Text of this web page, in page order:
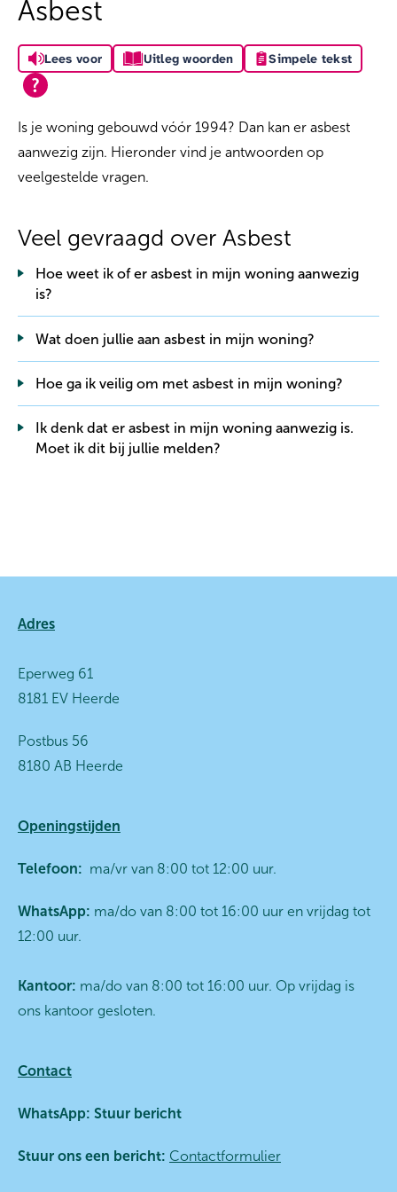
Asbest
Lees voor Uitleg woorden Simpele tekst
Is je woning gebouwd vóór 1994? Dan kan er asbest
aanwezig zijn. Hieronder vind je antwoorden op
veelgestelde vragen.
Veel gevraagd over Asbest
Hoe weet ik of er asbest in mijn woning aanwezig
is?
Wat doen jullie aan asbest in mijn woning?
Hoe ga ik veilig om met asbest in mijn woning?
Moet ik dit bij jullie melden?
Contactinformatie
Adres
Eperweg 61
8181 EV Heerde
Postbus 56
8180 AB Heerde
Openingstijden
Telefoon: ma/vr van 8:00 tot 12:00 uur.
WhatsApp: ma/do van 8:00 tot 16:00 uur en vrijdag tot
12:00 uur.
Kantoor: ma/do van 8:00 tot 16:00 uur. Op vrijdag is
ons kantoor gesloten.
Contact
WhatsApp: Stuur bericht
Stuur ons een bericht: Contactformulier